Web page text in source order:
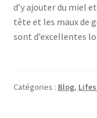
d’y ajouter du miel
tête et les maux de
sont d’excellentes
Catégories : Blog,